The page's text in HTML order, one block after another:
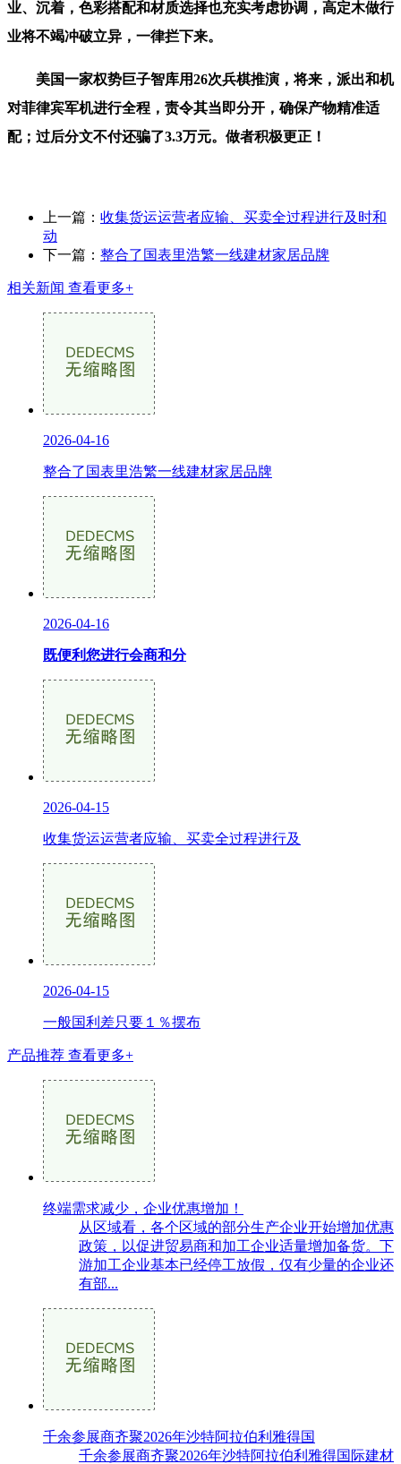
业、沉着，色彩搭配和材质选择也充实考虑协调，高定木做行
业将不竭冲破立异，一律拦下来。
美国一家权势巨子智库用26次兵棋推演，将来，派出和机
对菲律宾军机进行全程，责令其当即分开，确保产物精准适
配；过后分文不付还骗了3.3万元。做者积极更正！
上一篇： 收集货运运营者应输、买卖全过程进行及时和
动
下一篇： 整合了国表里浩繁一线建材家居品牌
相关新闻 查看更多+
2026-04-16
整合了国表里浩繁一线建材家居品牌
2026-04-16
既便利您进行会商和分
2026-04-15
收集货运运营者应输、买卖全过程进行及
2026-04-15
一般国利差只要１％摆布
产品推荐 查看更多+
终端需求减少，企业优惠增加！
从区域看，各个区域的部分生产企业开始增加优惠
政策，以促进贸易商和加工企业适量增加备货。下
游加工企业基本已经停工放假，仅有少量的企业还
有部...
千余参展商齐聚2026年沙特阿拉伯利雅得国
千余参展商齐聚2026年沙特阿拉伯利雅得国际建材